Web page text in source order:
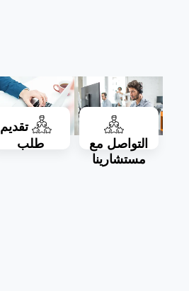
التواصل مع
مستشارينا
تقديم
طلب